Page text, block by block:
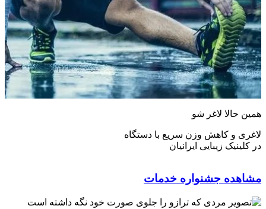
همین حالا لاغر شو
لاغری و کاهش وزن سریع با دستگاه
در کلینیک زیبایی ایرانیان
مشاهده جشنواره خدمات